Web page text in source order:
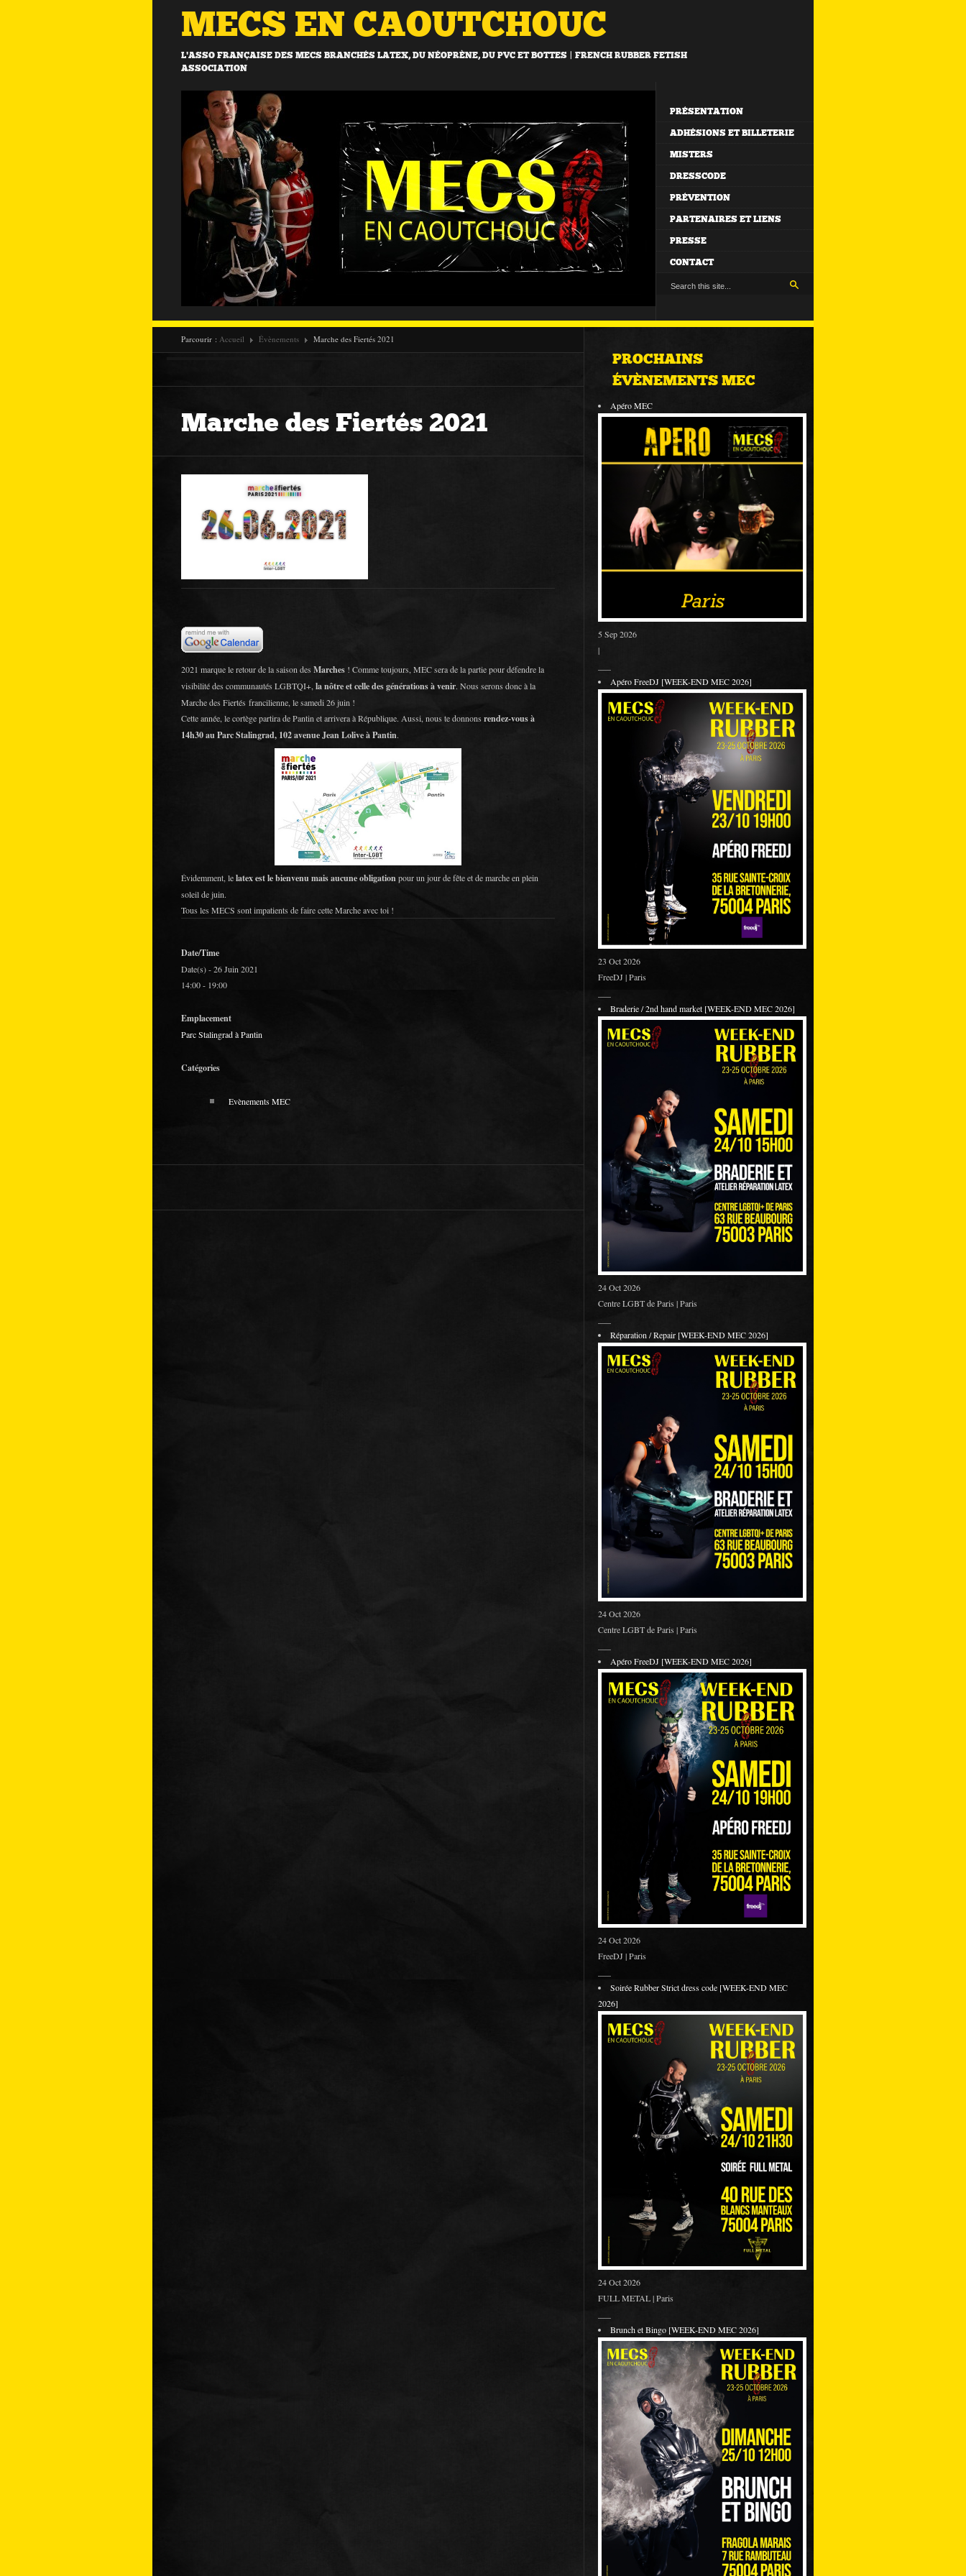
MECS EN CAOUTCHOUC
L'ASSO FRANÇAISE DES MECS BRANCHÉS LATEX, DU NÉOPRÈNE, DU PVC ET BOTTES | FRENCH RUBBER FETISH
ASSOCIATION
PRÉSENTATION
ADHÉSIONS ET BILLETERIE
MISTERS
DRESSCODE
PRÉVENTION
PARTENAIRES ET LIENS
PRESSE
CONTACT
Parcourir : Accueil Évènements Marche des Fiertés 2021
Marche des Fiertés 2021
2021 marque le retour de la saison des Marches ! Comme toujours, MEC sera de la partie pour défendre la
visibilité des communautés LGBTQI+, la nôtre et celle des générations à venir. Nous serons donc à la
Marche des Fiertés francilienne, le samedi 26 juin !
Cette année, le cortège partira de Pantin et arrivera à République. Aussi, nous te donnons rendez-vous à
14h30 au Parc Stalingrad, 102 avenue Jean Lolive à Pantin.
Évidemment, lelatex est le bienvenu mais aucune obligationpour un jour de fête et de marche en plein
soleil de juin.
Tous les MECS sont impatients de faire cette Marche avec toi !
Date/Time
Date(s) - 26 Juin 2021
14:00 - 19:00
Emplacement
Parc Stalingrad à Pantin
Catégories
Evènements MEC
PROCHAINS
ÉVÈNEMENTS MEC
Apéro MEC
5 Sep 2026
|
Apéro FreeDJ [WEEK-END MEC 2026]
23 Oct 2026
FreeDJ | Paris
Braderie / 2nd hand market [WEEK-END MEC 2026]
24 Oct 2026
Centre LGBT de Paris | Paris
Réparation / Repair [WEEK-END MEC 2026]
24 Oct 2026
Centre LGBT de Paris | Paris
Apéro FreeDJ [WEEK-END MEC 2026]
24 Oct 2026
FreeDJ | Paris
Soirée Rubber Strict dress code [WEEK-END MEC
2026]
24 Oct 2026
FULL METAL | Paris
Brunch et Bingo [WEEK-END MEC 2026]